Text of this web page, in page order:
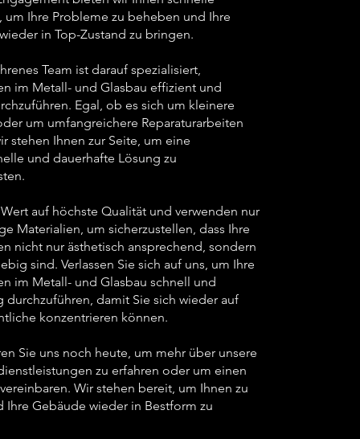
um Ihre Probleme zu beheben und Ihre
in Top-Zustand zu bringen.
Team ist darauf spezialisiert,
im Metall- und Glasbau effizient und
Egal, ob es sich um kleinere
um umfangreichere Reparaturarbeiten
stehen Ihnen zur Seite, um eine
und dauerhafte Lösung zu
auf höchste Qualität und verwenden nur
Materialien, um sicherzustellen, dass Ihre
nicht nur ästhetisch ansprechend, sondern
sind. Verlassen Sie sich auf uns, um Ihre
im Metall- und Glasbau schnell und
durchzuführen, damit Sie sich wieder auf
konzentrieren können.
Sie uns noch heute, um mehr über unsere
zu erfahren oder um einen
Wir stehen bereit, um Ihnen zu
Ihre Gebäude wieder in Bestform zu